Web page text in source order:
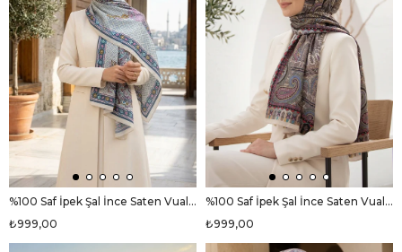
%100 Saf İpek Şal İnce Saten Vual Dokuma Etro Desenli Krem - Mürdüm Renkli 90x210 Şal
₺999,00
%100 Saf İpek Şal İnce Saten Vual Dokuma Etro Desenli Bej - Saks Renkli 90x210 Şal
₺999,00